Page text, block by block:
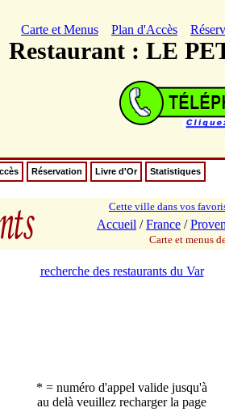
Carte et Menus Plan d'Accès
Restaurant : LE
Réservation Livre d'Or Statistiques
Cette ville dans vos
Accueil /France /
Carte et menus
recherche des restaurants du Var
* = numéro d'appel valide jusqu'à
au delà veuillez recharger la page